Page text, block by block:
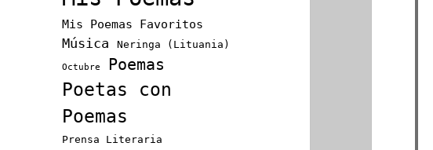
Mis Poemas Favoritos
Música Neringa (Lituania)
Octubre Poemas
Poetas con
Poemas
Prensa Literaria